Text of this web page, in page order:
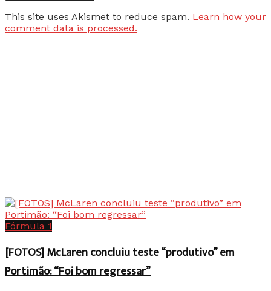
This site uses Akismet to reduce spam. Learn how your
comment data is processed.
Fórmula 1
[FOTOS] McLaren concluiu teste “produtivo” em
Portimão: “Foi bom regressar”